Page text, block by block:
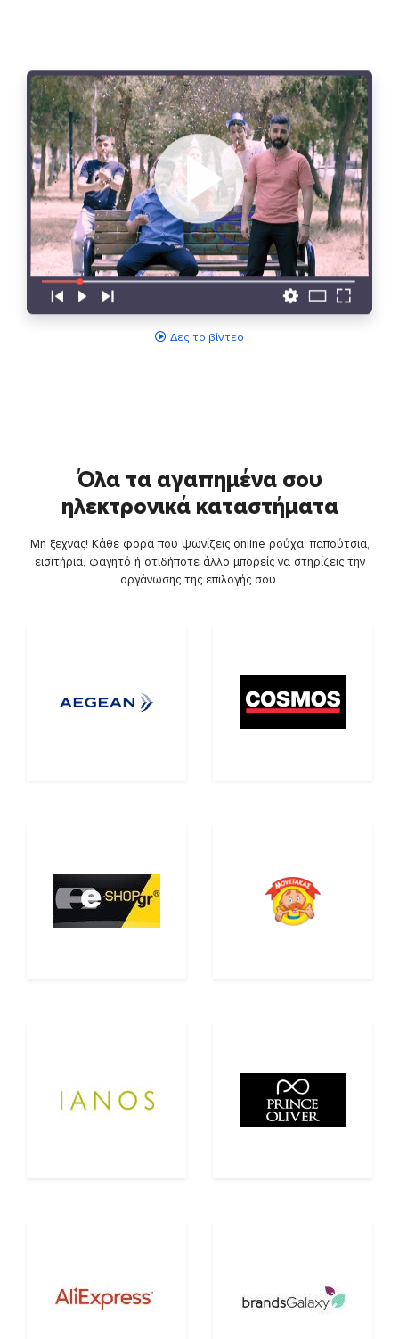
Δες το βίντεο
Όλα τα αγαπημένα σου
ηλεκτρονικά καταστήματα
Μη ξεχνάς! Κάθε φορά που ψωνίζεις online ρούχα, παπούτσια,
εισιτήρια, φαγητό ή οτιδήποτε άλλο μπορείς να στηρίζεις την
οργάνωσης της επιλογής σου.